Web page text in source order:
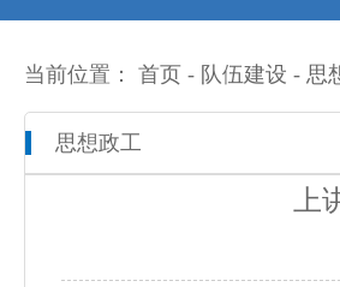
本院领导 图片
通知
当前位置： 首页 - 队伍建设 - 思
思想政工